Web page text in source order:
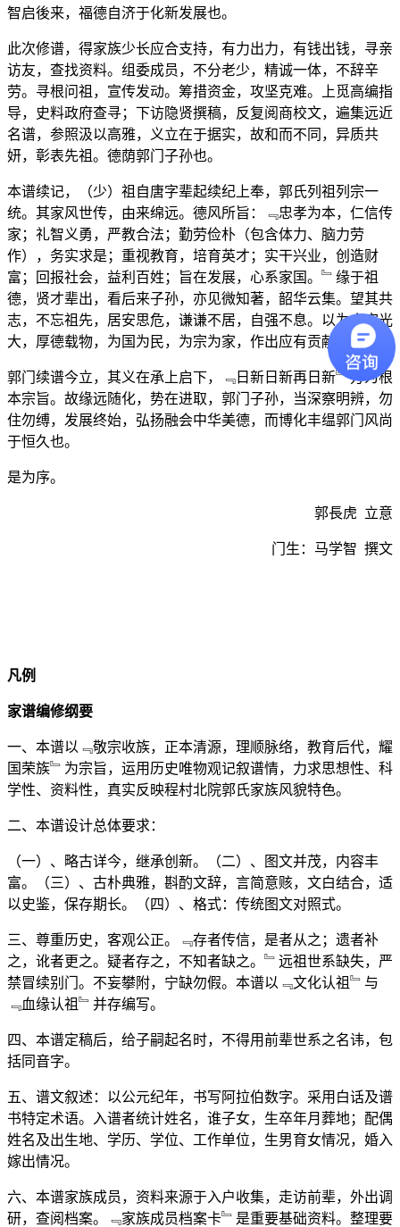
智启後来，福德自济于化新发展也。
此次修谱，得家族少长应合支持，有力出力，有钱出钱，寻亲
访友，查找资料。组委成员，不分老少，精诚一体，不辞辛
劳。寻根问祖，宣传发动。筹措资金，攻坚克难。上觅高编指
导，史料政府查寻；下访隐贤撰稿，反复阅商校文，遍集远近
名谱，参照汲以高雅，义立在于据实，故和而不同，异质共
妍，彰表先祖。德荫郭门子孙也。
本谱续记，（少）祖自唐字辈起续纪上奉，郭氏列祖列宗一
统。其家风世传，由来绵远。德风所旨：﹃忠孝为本，仁信传
家；礼智义勇，严教合法；勤劳俭朴（包含体力、脑力劳
作），务实求是；重视教育，培育英才；实干兴业，创造财
富；回报社会，益利百姓；旨在发展，心系家国。﹄缘于祖
德，贤才辈出，看后来子孙，亦见微知著，韶华云集。望其共
志，不忘祖先，居安思危，谦谦不居，自强不息。以为含宏光
大，厚德载物，为国为民，为宗为家，作出应有贡献。
郭门续谱今立，其义在承上启下，﹃日新日新再日新﹄方为根
本宗旨。故缘远随化，势在进取，郭门子孙，当深察明辨，勿
住勿缚，发展终始，弘扬融会中华美德，而博化丰缊郭门风尚
于恒久也。
是为序。
郭長虎 立意
门生：马学智 撰文
凡例
家谱编修纲要
一、本谱以﹃敬宗收族，正本清源，理顺脉络，教育后代，耀
国荣族﹄为宗旨，运用历史唯物观记叙谱情，力求思想性、科
学性、资料性，真实反映程村北院郭氏家族风貌特色。
二、本谱设计总体要求：
（一）、略古详今，继承创新。（二）、图文并茂，内容丰
富。（三）、古朴典雅，斟酌文辞，言简意赅，文白结合，适
以史鉴，保存期长。（四）、格式：传统图文对照式。
三、尊重历史，客观公正。﹃存者传信，是者从之；遗者补
之，讹者更之。疑者存之，不知者缺之。﹄远祖世系缺失，严
禁冒续别门。不妄攀附，宁缺勿假。本谱以﹃文化认祖﹄与
﹃血缘认祖﹄并存编写。
四、本谱定稿后，给子嗣起名时，不得用前辈世系之名讳，包
括同音字。
五、谱文叙述：以公元纪年，书写阿拉伯数字。采用白话及谱
书特定术语。入谱者统计姓名，谁子女，生卒年月葬地；配偶
姓名及出生地、学历、学位、工作单位，生男育女情况，婚入
嫁出情况。
六、本谱家族成员，资料来源于入户收集，走访前辈，外出调
研，查阅档案。﹃家族成员档案卡﹄是重要基础资料。整理要